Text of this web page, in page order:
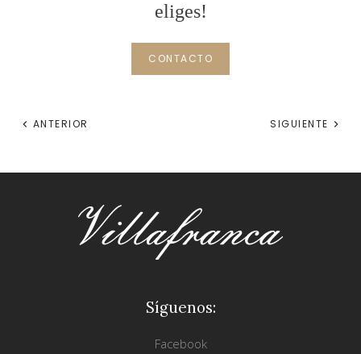
eliges!
CONTACTO
ANTERIOR SIGUIENTE
Síguenos:
Facebook